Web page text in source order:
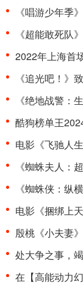
《唱游少年季》浓
《超能敢死队》首
2022年上海首场大规
《追光吧！》致敬
《绝地战警：生死
酷狗榜单王2024年
电影《飞驰人生3》
《蜘蛛夫人：超感
《蜘蛛侠：纵横宇
电影《捆绑上天堂》
殷桃《小夫妻》今
处大争之事，竭尽己
在【高能动力幻